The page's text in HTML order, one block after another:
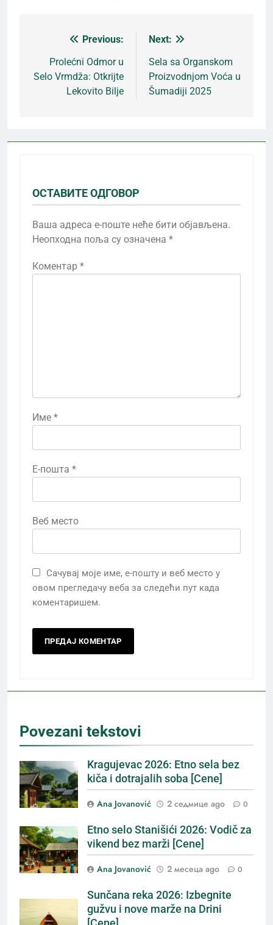
Кретање
чланка
Previous:
Prolećni Odmor u
Selo Vrmdža: Otkrijte
Lekovito Bilje
Next:
Sela sa Organskom
Proizvodnjom Voća u
Šumadiji 2025
ОСТАВИТЕ ОДГОВОР
Ваша адреса е-поште неће бити објављена.
Неопходна поља су означена *
Коментар *
Име *
Е-пошта *
Веб место
Сачувај моје име, е-пошту и веб место у
овом прегледачу веба за следећи пут када
коментаришем.
Povezani tekstovi
Kragujevac 2026: Etno sela bez
kiča i dotrajalih soba [Cene]
Ana Jovanović 2 седмице ago 0
Etno selo Stanišići 2026: Vodič za
vikend bez marži [Cene]
Ana Jovanović 2 месеца ago 0
Sunčana reka 2026: Izbegnite
gužvu i nove marže na Drini